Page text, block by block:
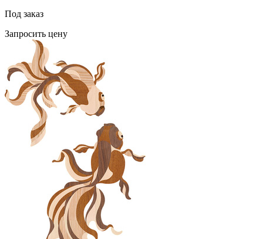
Под заказ
Запросить цену